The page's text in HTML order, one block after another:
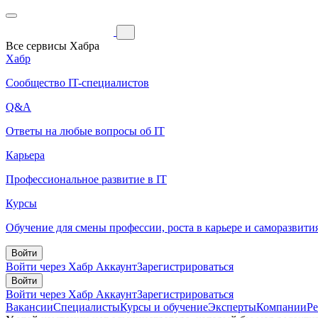
Все сервисы Хабра
Хабр
Сообщество IT-специалистов
Q&A
Ответы на любые вопросы об IT
Карьера
Профессиональное развитие в IT
Курсы
Обучение для смены профессии, роста в карьере и
Войти
Войти через Хабр АккаунтЗарегистрироваться
Войти
Войти через Хабр АккаунтЗарегистрироваться
ВакансииСпециалистыКурсы и обучениеЭкспертыКомпании